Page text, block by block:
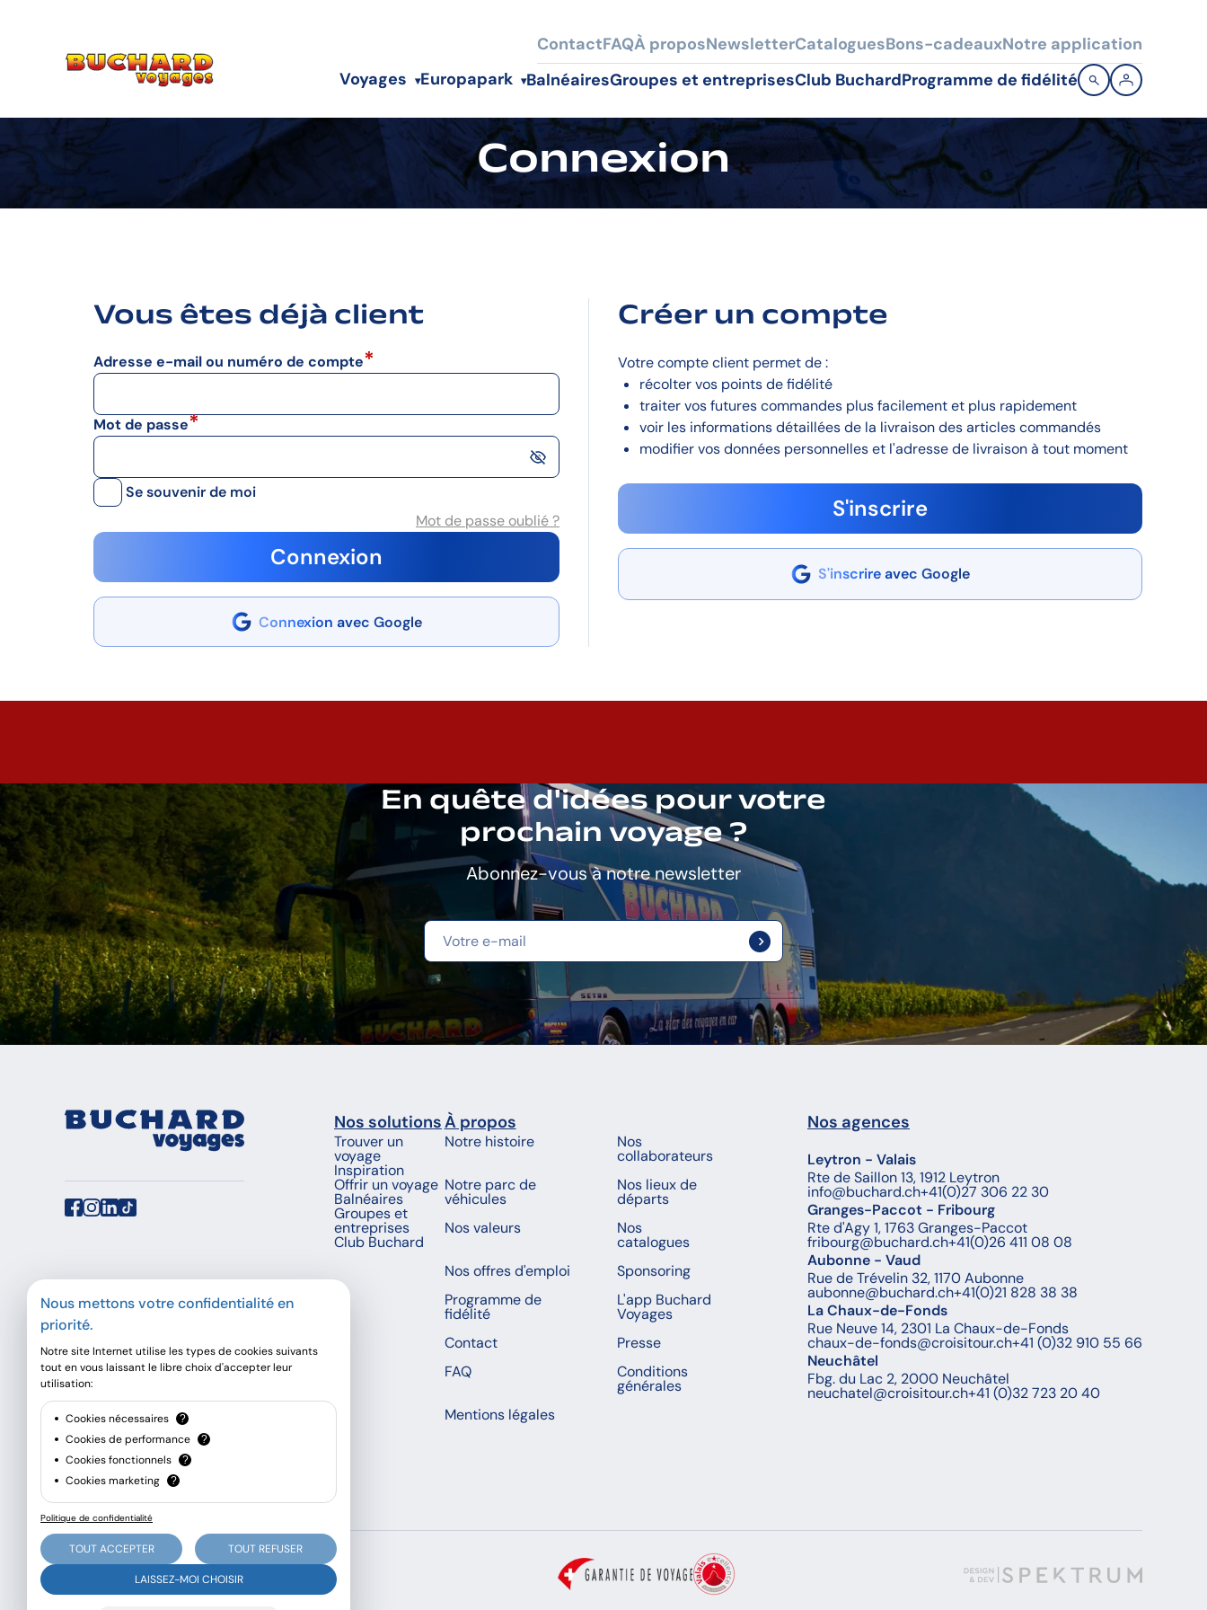
navigation
Voyages Europapark BalnéairesGroupes et entreprisesClub BuchardProgramme de fidélité
ContactFAQÀ proposNewsletterCataloguesBons-cadeauxNotre application
Connexion
Vous êtes déjà client
Adresse e-mail ou numéro de compte
Mot de passe
Se souvenir de moi
Mot de passe oublié ?
Connexion
Connexion avec Google
Créer un compte
Votre compte client permet de :
récolter vos points de fidélité
traiter vos futures commandes plus facilement et plus rapidement
voir les informations détaillées de la livraison des articles commandés
modifier vos données personnelles et l'adresse de livraison à tout moment
S'inscrire
S'inscrire avec Google
En quête d'idées pour votre
prochain voyage ?
Abonnez-vous à notre newsletter
Nos solutions
Trouver un
voyage
Inspiration
Offrir un voyage
Balnéaires
Groupes et
entreprises
Club Buchard
À propos
Notre histoire Nos
collaborateurs
Notre parc de
véhicules
Nos lieux de
départs
Nos valeurs
Nos
catalogues
Nos offres d'emploi
Sponsoring
Programme de
fidélité
L'app Buchard
Voyages
Contact
Presse
FAQ
Conditions
générales
Mentions légales
Nos agences
Leytron - Valais
Rte de Saillon 13, 1912 Leytron
info@buchard.ch+41(0)27 306 22 30
Granges-Paccot - Fribourg
Rte d'Agy 1, 1763 Granges-Paccot
fribourg@buchard.ch+41(0)26 411 08 08
Aubonne - Vaud
Rue de Trévelin 32, 1170 Aubonne
aubonne@buchard.ch+41(0)21 828 38 38
La Chaux-de-Fonds
Rue Neuve 14, 2301 La Chaux-de-Fonds
chaux-de-fonds@croisitour.ch+41 (0)32 910 55 66
Neuchâtel
Fbg. du Lac 2, 2000 Neuchâtel
neuchatel@croisitour.ch+41 (0)32 723 20 40
© Buchard voyages, 2026 - Tous droits réservés
Nous mettons votre confidentialité en
priorité.
Notre site Internet utilise les types de cookies suivants
tout en vous laissant le libre choix d'accepter leur
utilisation:
Cookies nécessaires ?
Cookies de performance ?
Cookies fonctionnels ?
Cookies marketing ?
Politique de confidentialité
TOUT ACCEPTER TOUT REFUSER
LAISSEZ-MOI CHOISIR